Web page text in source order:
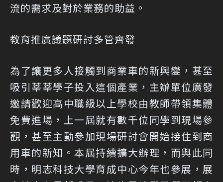
流的需求及對於業務的助益。
教育推廣議題研討多管齊發
為了讓更多人接觸到商業車的新與變，甚至
吸引莘莘學子投入這個產業，主辦單位廣發
邀請歡迎高中職級以上學校由教師帶領集體
免費進場，上一屆就有數千位同學到現場參
觀，甚至主動參加現場研討會開始接住到商
用車的新知。本屆持續擴大辦理，而與此同
時，明志科技大學育成中心今年也參展，展